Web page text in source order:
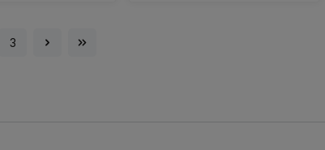
3